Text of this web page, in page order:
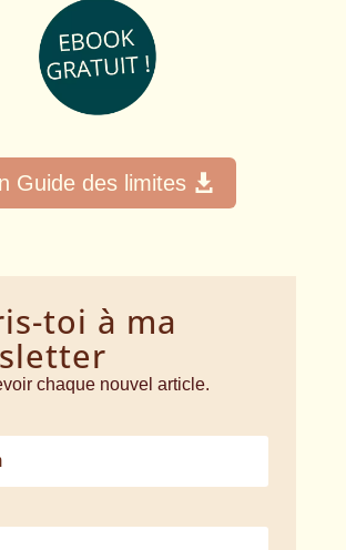
Guide des limites
toi à ma
chaque nouvel article.